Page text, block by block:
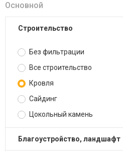
Основной
Строительство
Без фильтрации
Все строительство
Кровля
Сайдинг
Цокольный камень
Благоустройство, ландшафт